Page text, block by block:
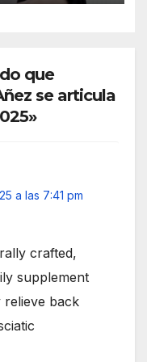
que
se articula
a las 7:41 pm
crafted,
supplement
back